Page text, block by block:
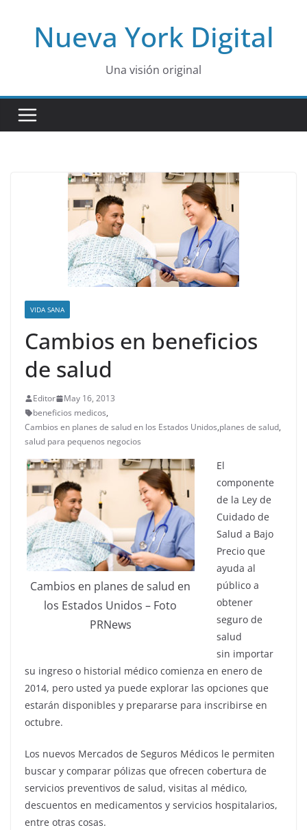
contentNueva York Digital
Una visión original
VIDA SANA
Cambios en beneficios
de salud
Editor
May 16, 2013
beneficios medicos,
Cambios en planes de salud en los Estados Unidos,planes de salud,
salud para pequenos negocios
Cambios en planes de salud en
los Estados Unidos – Foto
PRNews
El
componente
de la Ley de
Cuidado de
Salud a Bajo
Precio que
ayuda al
público a
obtener
seguro de
salud
sin importar
su ingreso o historial médico comienza en enero de
2014, pero usted ya puede explorar las opciones que
estarán disponibles y prepararse para inscribirse en
octubre.
Los nuevos Mercados de Seguros Médicos le permiten
buscar y comparar pólizas que ofrecen cobertura de
servicios preventivos de salud, visitas al médico,
descuentos en medicamentos y servicios hospitalarios,
entre otras cosas.